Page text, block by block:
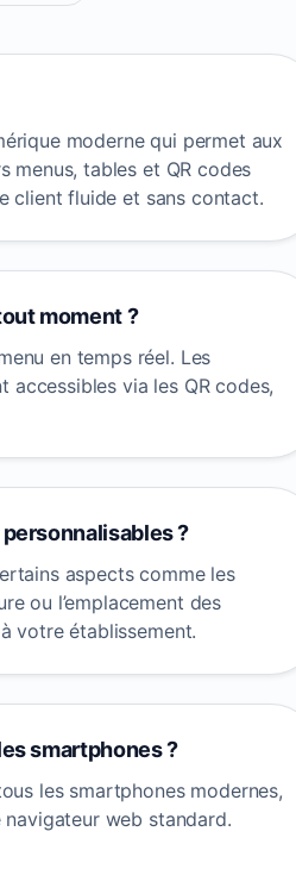
moderne qui permet aux
menus, tables et QR codes
client fluide et sans contact.
moment ?
en temps réel. Les
accessibles via les QR codes,
?
aspects comme les
ou l’emplacement des
votre établissement.
smartphones ?
les smartphones modernes,
web standard.